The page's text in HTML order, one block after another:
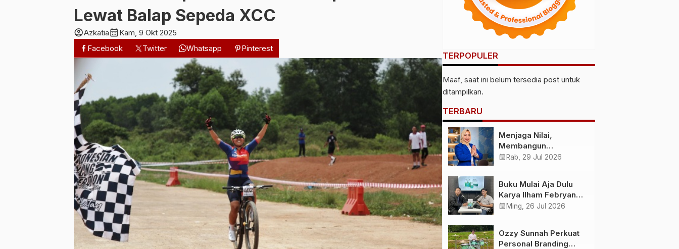
Lewat Balap Sepeda XCC
account_circleAzkatiacalendar_month Kam, 9 Okt 2025
Facebook
Twitter Whatsapp Pinterest
TERPOPULER
Maaf, saat ini belum tersedia post untuk
ditampilkan.
TERBARU
Menjaga Nilai,
Membangun
Kemandirian
Ekonomi Perempuan
yang Berdaya,
Akuntabel dan
Ahlussunnah wal
Jamaah
calendar_month Rab, 29 Jul 2026
Buku Mulai Aja Dulu
Karya Ilham Febryan
Hadir, Dorong Anak
Bertindak
calendar_month Ming, 26 Jul 2026
Ozzy Sunnah Perkuat
Personal Branding